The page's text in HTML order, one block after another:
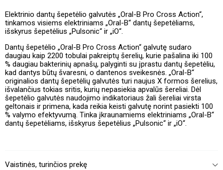
Elektrinio dantų šepetėlio galvutės „Oral-B Pro Cross Action“,
tinkamos visiems elektriniams „Oral-B“ dantų šepetėliams,
išskyrus šepetėlius „Pulsonic“ ir „iO“.
Dantų šepetėlio „Oral-B Pro Cross Action“ galvutę sudaro
daugiau kaip 2200 tobulai pakreiptų šerelių, kurie pašalina iki 100
% daugiau bakterinių apnašų, palyginti su įprastu dantų šepetėliu,
kad dantys būtų švaresni, o dantenos sveikesnės. „Oral-B“
originalios dantų šepetėlių galvutės turi naujus X formos šerelius,
išvalančius tokias sritis, kurių nepasiekia apvalūs šereliai. Dėl
šepetėlio galvutės naudojimo indikatoriaus žali šereliai virsta
geltonais ir primena, kada reikia keisti galvutę norint pasiekti 100
% valymo efektyvumą. Tinka įkraunamiems elektriniams „Oral-B“
dantų šepetėliams, išskyrus šepetėlius „Pulsonic“ ir „iO“.
Vaistinės, turinčios prekę